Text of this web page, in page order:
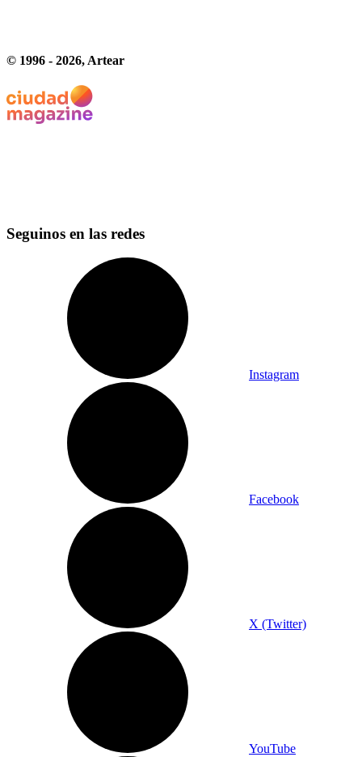
© 1996 - 2026, Artear
Seguinos en las redes
Instagram
Facebook
X (Twitter)
YouTube